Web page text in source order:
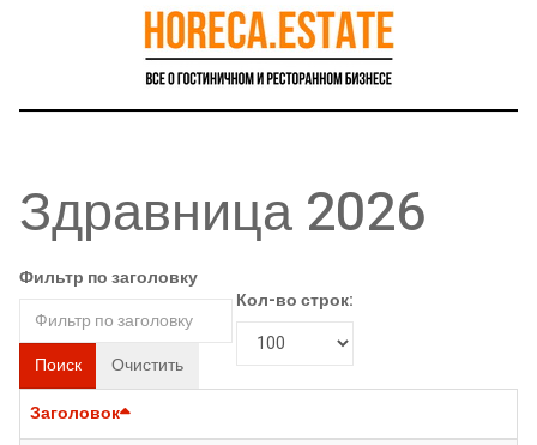
Здравница 2026
Фильтр по заголовку
Поиск Очистить
Кол-во строк:
Заголовок